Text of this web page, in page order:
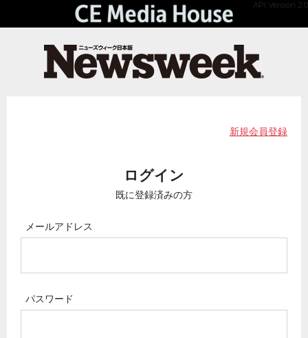
API Version 2.0
新規会員登録
ログイン
既に登録済みの方
メールアドレス
パスワード